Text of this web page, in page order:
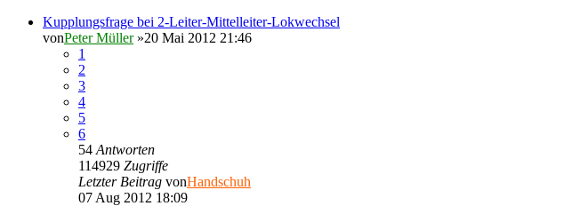
Kupplungsfrage bei 2-Leiter-Mittelleiter-Lokwechsel
vonPeter Müller»20 Mai 2012 21:46
1
2
3
4
5
6
54 Antworten
114929 Zugriffe
Letzter Beitrag vonHandschuh
07 Aug 2012 18:09